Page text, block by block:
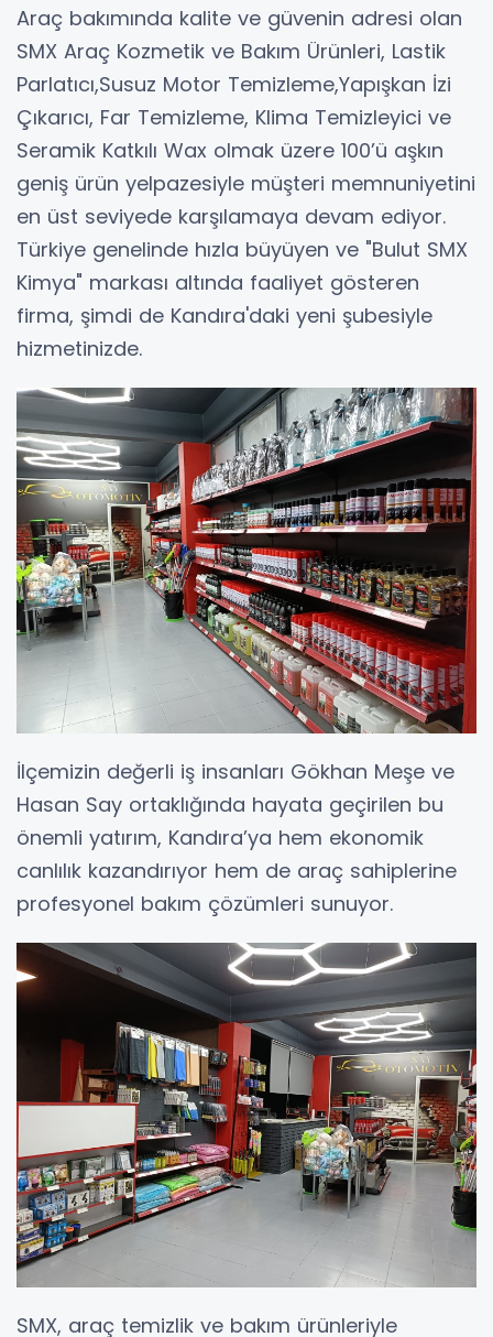
Araç bakımında kalite ve güvenin adresi olan
SMX Araç Kozmetik ve Bakım Ürünleri, Lastik
Parlatıcı,Susuz Motor Temizleme,Yapışkan İzi
Çıkarıcı, Far Temizleme, Klima Temizleyici ve
Seramik Katkılı Wax olmak üzere 100’ü aşkın
geniş ürün yelpazesiyle müşteri memnuniyetini
en üst seviyede karşılamaya devam ediyor.
Türkiye genelinde hızla büyüyen ve "Bulut SMX
Kimya" markası altında faaliyet gösteren
firma, şimdi de Kandıra'daki yeni şubesiyle
hizmetinizde.
İlçemizin değerli iş insanları Gökhan Meşe ve
Hasan Say ortaklığında hayata geçirilen bu
önemli yatırım, Kandıra’ya hem ekonomik
canlılık kazandırıyor hem de araç sahiplerine
profesyonel bakım çözümleri sunuyor.
SMX, araç temizlik ve bakım ürünleriyle